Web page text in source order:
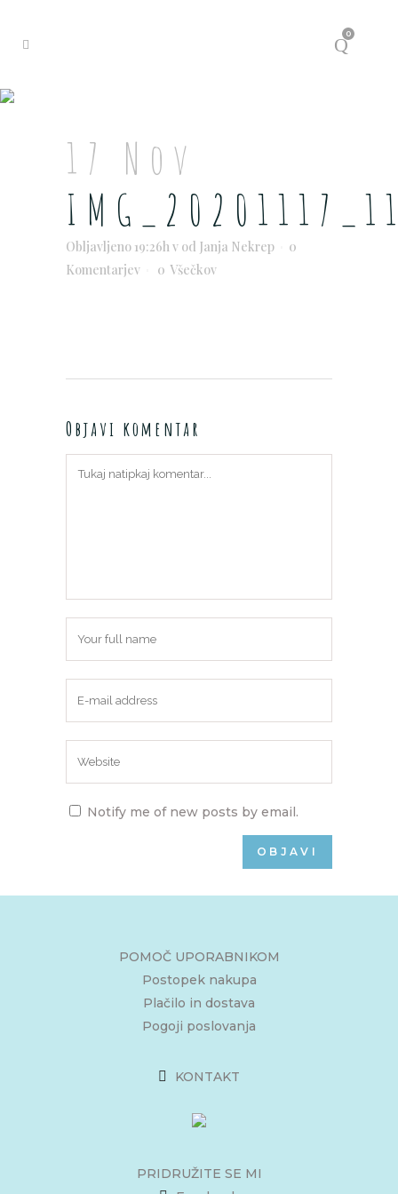
0
17 Nov
Obljavljeno 19:26hv od Janja Nekrep
0
Komentarjev
0 Všečkov
Objavi komentar
Notify me of new posts by email.
POMOČ UPORABNIKOM
Postopek nakupa
Plačilo in dostava
Pogoji poslovanja
KONTAKT
PRIDRUŽITE SE MI